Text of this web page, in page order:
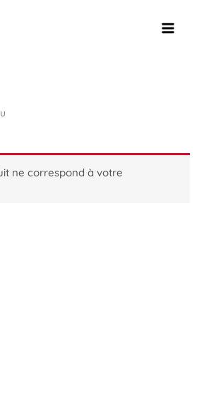
ne correspond à votre